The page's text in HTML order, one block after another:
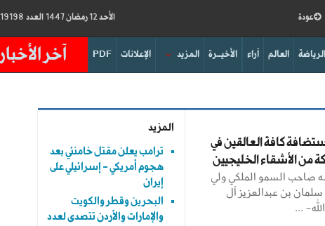
الأحد 12 رمضان 1447 العدد 19198 عودة
آخر الأخبار PDF الإعلانات المزيد الأخيــرة آراء العالم الرياضة
كافة العالقين في
من الأشقاء الخليجيين
صاحب السمو الملكي ولي
بن عبدالعزيز آل
...
المزيد
ترامب يعلن مقتل خامنئي بعد
هجوم أمريكي - إسرائيلي على
إيران
البحرين وقطر والكويت
والإمارات والأردن تتصدى لعدد